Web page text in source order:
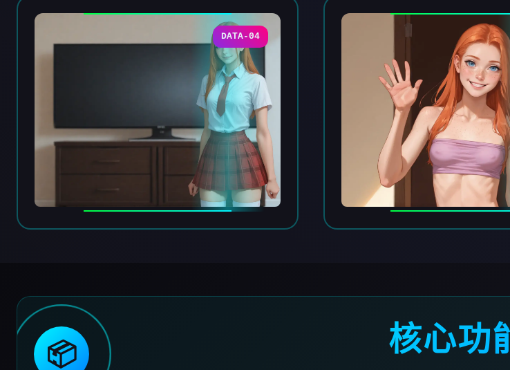
DATA-04
📦 核心功